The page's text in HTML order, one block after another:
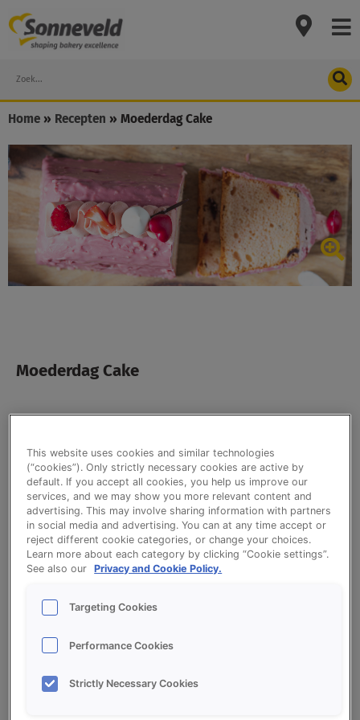
to
content
Search
Home » Recepten » Moederdag Cake
Moederdag Cake
chocolade. Je maakt dit recept op basis van
Credi Royal Cake en Credi Compound
Strawberry.
Ingrediëntenlijst
Cake:
5000
This website uses cookies and similar technologies
(“cookies”). Only strictly necessary cookies are active by
default. If you accept all cookies, you help us improve our
services, and we may show you more relevant content and
advertising. This may involve sharing information with partners
in social media and advertising. You can at any time accept or
reject different cookie categories, or change your choices.
Learn more about each category by clicking “Cookie settings”.
See also our
Privacy and Cookie Policy.
Targeting Cookies
Performance Cookies
Strictly Necessary Cookies